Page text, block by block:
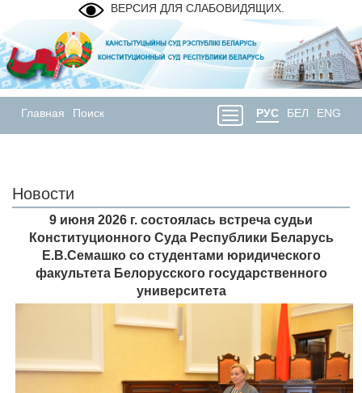
ВЕРСИЯ ДЛЯ СЛАБОВИДЯЩИХ.
Главная Поиск РУС БЕЛ ENG
Новости
9 июня 2026 г. состоялась встреча судьи
Конституционного Суда Республики Беларусь
Е.В.Семашко со студентами юридического
факультета Белорусского государственного
университета